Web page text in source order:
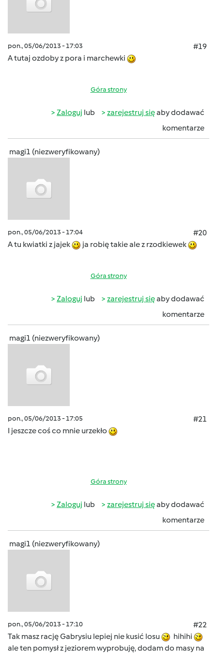
pon., 05/06/2013 - 17:03
#19
A tutaj ozdoby z pora i marchewki
Góra strony
Zaloguj lub zarejestruj sięaby dodawać
komentarze
magi1 (niezweryfikowany)
pon., 05/06/2013 - 17:04
#20
A tu kwiatki z jajek
ja robię takie ale z rzodkiewek
Góra strony
Zaloguj lub zarejestruj sięaby dodawać
komentarze
magi1 (niezweryfikowany)
pon., 05/06/2013 - 17:05
#21
I jeszcze coś co mnie urzekło
Góra strony
Zaloguj lub zarejestruj sięaby dodawać
komentarze
magi1 (niezweryfikowany)
pon., 05/06/2013 - 17:10
#22
Tak masz rację Gabrysiu lepiej nie kusić losu
hihihi
ale ten pomysł z jeziorem wyprobuję, dodam do masy na